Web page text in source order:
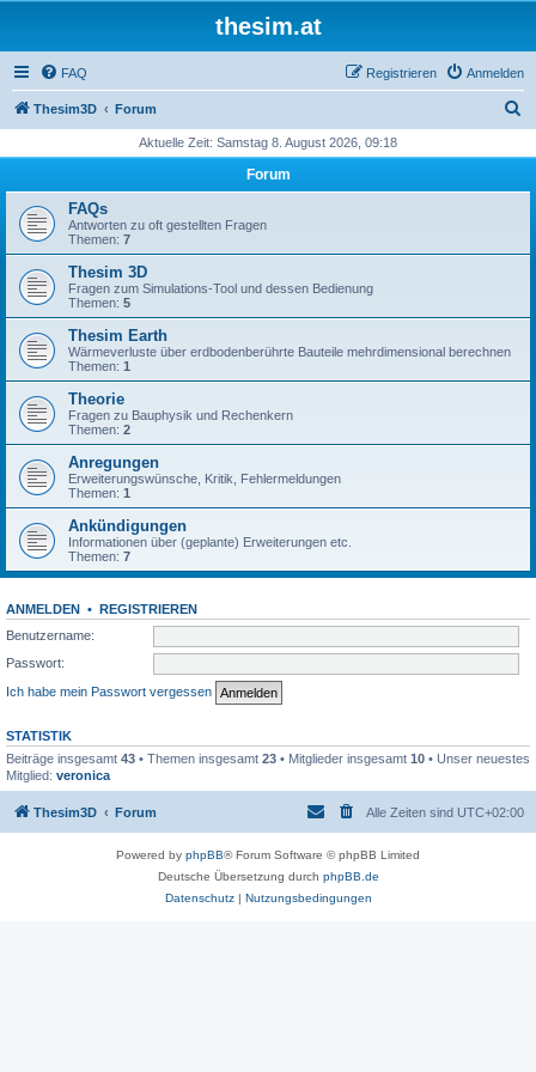
thesim.at
FAQ Anmelden
Registrieren
Thesim3D Forum
h
Aktuelle Zeit: Samstag 8. August 2026, 09:18
Forum
FAQs
Antworten zu oft gestellten Fragen
Themen: 7
Thesim 3D
Fragen zum Simulations-Tool und dessen Bedienung
Themen: 5
Thesim Earth
Wärmeverluste über erdbodenberührte Bauteile mehrdimensional berechnen
Themen: 1
Theorie
Fragen zu Bauphysik und Rechenkern
Themen: 2
Anregungen
Erweiterungswünsche, Kritik, Fehlermeldungen
Themen: 1
Ankündigungen
Informationen über (geplante) Erweiterungen etc.
Themen: 7
ANMELDEN • REGISTRIEREN
Benutzername:
Passwort:
Ich habe mein Passwort vergessen
STATISTIK
Beiträge insgesamt 43 • Themen insgesamt 23 • Mitglieder insgesamt 10 • Unser neuestes
Mitglied: veronica
Thesim3D Forum Alle Zeiten sind UTC+02:00
Powered by phpBB® Forum Software © phpBB Limited
Deutsche Übersetzung durch phpBB.de
Datenschutz| Nutzungsbedingungen